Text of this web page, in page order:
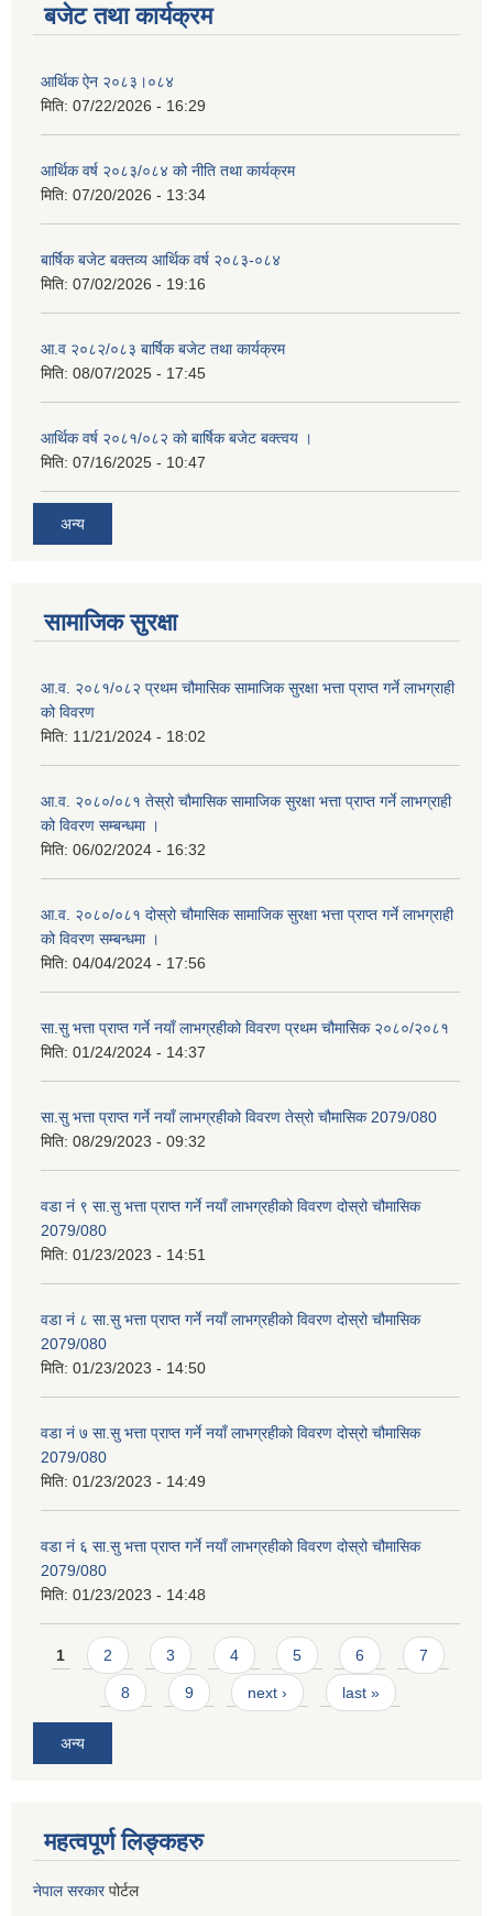
बजेट तथा कार्यक्रम
आर्थिक ऐन २०८३।०८४
मिति: 07/22/2026 - 16:29
आर्थिक वर्ष २०८३/०८४ को नीति तथा कार्यक्रम
मिति: 07/20/2026 - 13:34
बार्षिक बजेट बक्तव्य आर्थिक वर्ष २०८३-०८४
मिति: 07/02/2026 - 19:16
आ.व २०८२/०८३ बार्षिक बजेट तथा कार्यक्रम
मिति: 08/07/2025 - 17:45
आर्थिक वर्ष २०८१/०८२ को बार्षिक बजेट बक्त्वय ।
मिति: 07/16/2025 - 10:47
अन्य
सामाजिक सुरक्षा
आ.व. २०८१/०८२ प्रथम चौमासिक सामाजिक सुरक्षा भत्ता प्राप्त गर्ने लाभग्राही
को विवरण
मिति: 11/21/2024 - 18:02
आ.व. २०८०/०८१ तेस्रो चौमासिक सामाजिक सुरक्षा भत्ता प्राप्त गर्ने लाभग्राही
को विवरण सम्बन्धमा ।
मिति: 06/02/2024 - 16:32
आ.व. २०८०/०८१ दोस्रो चौमासिक सामाजिक सुरक्षा भत्ता प्राप्त गर्ने लाभग्राही
को विवरण सम्बन्धमा ।
मिति: 04/04/2024 - 17:56
सा.सु भत्ता प्राप्त गर्ने नयाँ लाभग्रहीको विवरण प्रथम चौमासिक २०८०/२०८१
मिति: 01/24/2024 - 14:37
सा.सु भत्ता प्राप्त गर्ने नयाँ लाभग्रहीको विवरण तेस्रो चौमासिक 2079/080
मिति: 08/29/2023 - 09:32
वडा नं ९ सा.सु भत्ता प्राप्त गर्ने नयाँ लाभग्रहीको विवरण दोस्रो चौमासिक
2079/080
मिति: 01/23/2023 - 14:51
वडा नं ८ सा.सु भत्ता प्राप्त गर्ने नयाँ लाभग्रहीको विवरण दोस्रो चौमासिक
2079/080
मिति: 01/23/2023 - 14:50
वडा नं ७ सा.सु भत्ता प्राप्त गर्ने नयाँ लाभग्रहीको विवरण दोस्रो चौमासिक
2079/080
मिति: 01/23/2023 - 14:49
वडा नं ६ सा.सु भत्ता प्राप्त गर्ने नयाँ लाभग्रहीको विवरण दोस्रो चौमासिक
2079/080
मिति: 01/23/2023 - 14:48
Pages
1 2 3 4 5 6 7
8 9 next › last »
अन्य
महत्वपूर्ण लिङ्कहरु
नेपाल सरकारपोर्टल